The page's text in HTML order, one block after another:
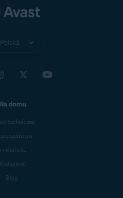
Polska
domu
techniczna
Blog